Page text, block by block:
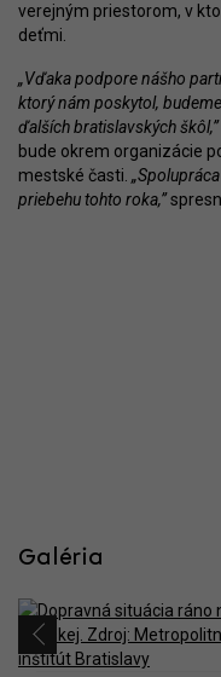
verejným priestorom, v
deťmi.
„Vďaka podpore nášho
ktorý nám poskytol,
ďalších bratislavských škôl,”
bude okrem organizácie
mestské časti.
priebehu tohto roka,”
Galéria